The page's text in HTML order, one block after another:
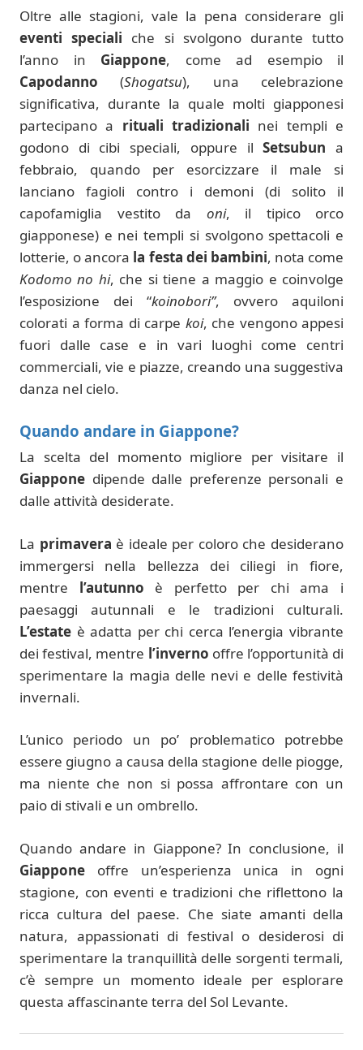
Oltre alle stagioni, vale la pena considerare gli
eventi speciali che si svolgono durante tutto
l’anno in Giappone, come ad esempio il
Capodanno (Shogatsu), una celebrazione
significativa, durante la quale molti giapponesi
partecipano a rituali tradizionali nei templi e
godono di cibi speciali, oppure ilSetsubun a
febbraio, quando per esorcizzare il male si
lanciano fagioli contro i demoni (di solito il
capofamiglia vestito da oni, il tipico orco
giapponese) e nei templi si svolgono spettacoli e
lotterie, o ancora la festa dei bambini, nota come
Kodomo no hi, che si tiene a maggio e coinvolge
l’esposizione dei “koinobori”, ovvero aquiloni
colorati a forma di carpe koi, che vengono appesi
fuori dalle case e in vari luoghi come centri
commerciali, vie e piazze, creando una suggestiva
danza nel cielo.
Quando andare in Giappone?
La scelta del momento migliore per visitare il
Giappone dipende dalle preferenze personali e
dalle attività desiderate.
La primavera è ideale per coloro che desiderano
immergersi nella bellezza dei ciliegi in fiore,
mentre l’autunno è perfetto per chi ama i
paesaggi autunnali e le tradizioni culturali.
L’estate è adatta per chi cerca l’energia vibrante
dei festival, mentre l’inverno offre l’opportunità di
sperimentare la magia delle nevi e delle festività
invernali.
L’unico periodo un po’ problematico potrebbe
essere giugno a causa della stagione delle piogge,
ma niente che non si possa affrontare con un
paio di stivali e un ombrello.
Quando andare in Giappone? In conclusione, il
Giappone offre un’esperienza unica in ogni
stagione, con eventi e tradizioni che riflettono la
ricca cultura del paese. Che siate amanti della
natura, appassionati di festival o desiderosi di
sperimentare la tranquillità delle sorgenti termali,
c’è sempre un momento ideale per esplorare
questa affascinante terra del Sol Levante.